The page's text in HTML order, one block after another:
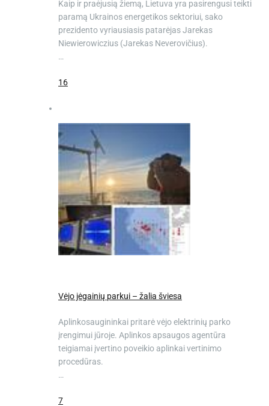
Kaip ir praėjusią žiemą, Lietuva yra pasirengusi teikti
paramą Ukrainos energetikos sektoriui, sako
prezidento vyriausiasis patarėjas Jarekas
Niewierowiczius (Jarekas Neverovičius).
…
16
Vėjo jėgainių parkui – žalia šviesa
Aplinkosaugininkai pritarė vėjo elektrinių parko
įrengimui jūroje. Aplinkos apsaugos agentūra
teigiamai įvertino poveikio aplinkai vertinimo
procedūras.
…
7